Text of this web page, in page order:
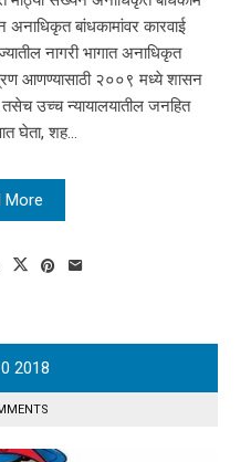
बांधकामांवर कारवाई
नागरी भागात अनाधिकृत
आणण्यासाठी २००९ मध्ये शासन
उच्च न्यायालयातील जनहित
घेता, शह...
More
2018